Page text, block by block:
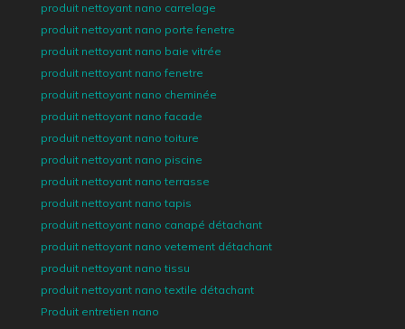
produit nettoyant nano carrelage
produit nettoyant nano porte fenetre
produit nettoyant nano baie vitrée
produit nettoyant nano fenetre
produit nettoyant nano cheminée
produit nettoyant nano facade
produit nettoyant nano toiture
produit nettoyant nano piscine
produit nettoyant nano terrasse
produit nettoyant nano tapis
produit nettoyant nano canapé détachant
produit nettoyant nano vetement détachant
produit nettoyant nano tissu
produit nettoyant nano textile détachant
Produit entretien nano